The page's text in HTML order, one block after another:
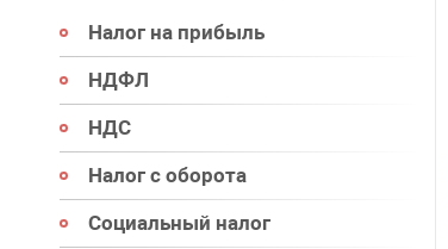
Налог на прибыль
НДФЛ
НДС
Налог с оборота
Социальный налог